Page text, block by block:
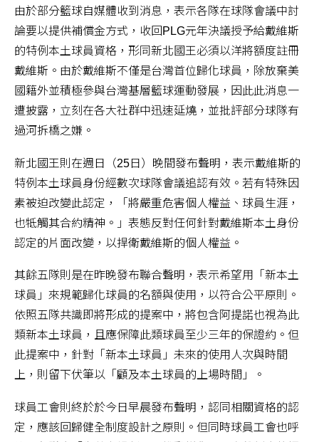
由於部分籃球自媒體收到消息，表示各隊在球隊會議中討
論要以提供補償金方式，收回PLG元年決議授予給戴維斯
的特例本土球員資格，形同新北國王必須以洋將額度註冊
戴維斯。由於戴維斯不僅是台灣首位歸化球員，除放棄美
國籍外並積極參與台灣基層籃球運動發展，因此此消息一
遭披露，立刻在各大社群中迅速延燒，並批評部分球隊有
過河拆橋之嫌。
新北國王則在週日（25日）晚間發布聲明，表示戴維斯的
特例本土球員身份經數次球隊會議追認有效。若有特殊因
素被迫改變此認定，「將嚴重危害個人權益、球員生涯，
也牴觸其合約精神。」表態反對任何針對戴維斯本土身份
認定的片面改變，以捍衛戴維斯的個人權益。
其餘五隊則是在昨晚發布聯合聲明，表示希望用「新本土
球員」來規範歸化球員的名額與使用，以符合公平原則。
依照五隊共識即將形成的提案中，將包含阿提諾也視為此
類新本土球員，且應保障此類球員至少三年的保證約。但
此提案中，針對「新本土球員」未來的使用人次與時間
上，則留下伏筆以「顧及本土球員的上場時間」。
球員工會則終於於今日早晨發布聲明，認同相關資格的認
定，應該回歸健全制度設計之原則。但同時球員工會也呼